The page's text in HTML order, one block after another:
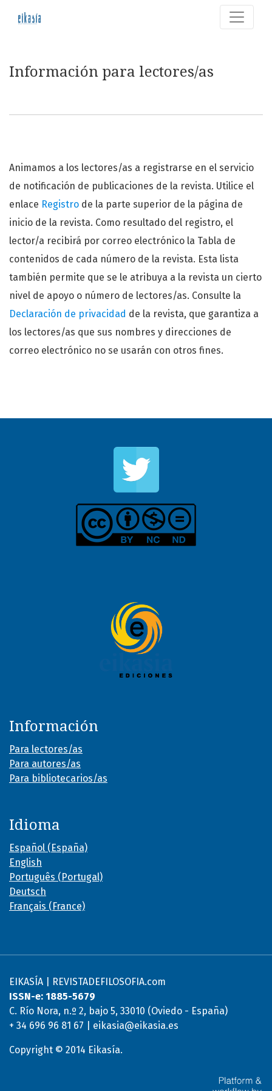
Información para lectores/as
Animamos a los lectores/as a registrarse en el servicio
de notificación de publicaciones de la revista. Utilice el
enlace Registro de la parte superior de la página de
inicio de la revista. Como resultado del registro, el
lector/a recibirá por correo electrónico la Tabla de
contenidos de cada número de la revista. Esta lista
también permite que se le atribuya a la revista un cierto
nivel de apoyo o número de lectores/as. Consulte la
Declaración de privacidad de la revista, que garantiza a
los lectores/as que sus nombres y direcciones de
correo electrónico no se usarán con otros fines.
Información
Para lectores/as
Para autores/as
Para bibliotecarios/as
Idioma
Español (España)
English
Português (Portugal)
Deutsch
Français (France)
EIKASÍA | REVISTADEFILOSOFIA.com
ISSN-e: 1885-5679
C. Río Nora, n.º 2, bajo 5, 33010 (Oviedo - España)
+ 34 696 96 81 67 | eikasia@eikasia.es
Copyright © 2014 Eikasía.